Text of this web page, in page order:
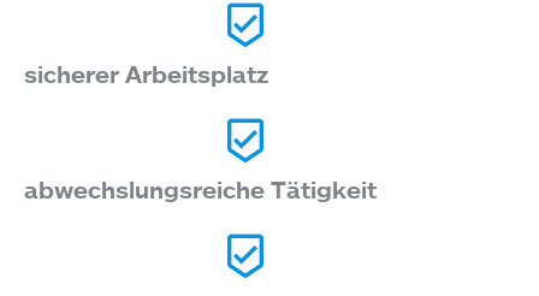
beenhere
sicherer Arbeitsplatz
beenhere
abwechslungsreiche Tätigkeit
beenhere